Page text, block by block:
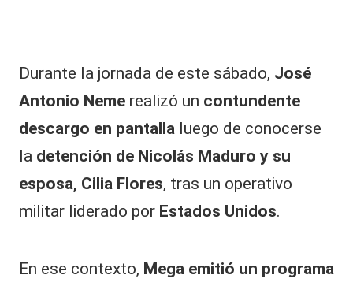
Durante la jornada de este sábado, José
Antonio Neme realizó un contundente
descargo en pantalla luego de conocerse
la detención de Nicolás Maduro y su
esposa, Cilia Flores, tras un operativo
militar liderado por Estados Unidos.
En ese contexto, Mega emitió un programa